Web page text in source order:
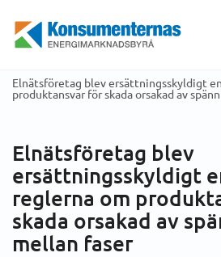
Energimarknadsbyrån
Hem
Beslut från Allmänna
Elnätsföretag blev ersättningsskyldigt
produktansvar för skada orsakad av
Elnätsföretag blev
ersättningsskyldigt
reglerna om
skada orsakad av
mellan faser